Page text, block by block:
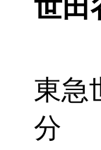
世田
東急
分